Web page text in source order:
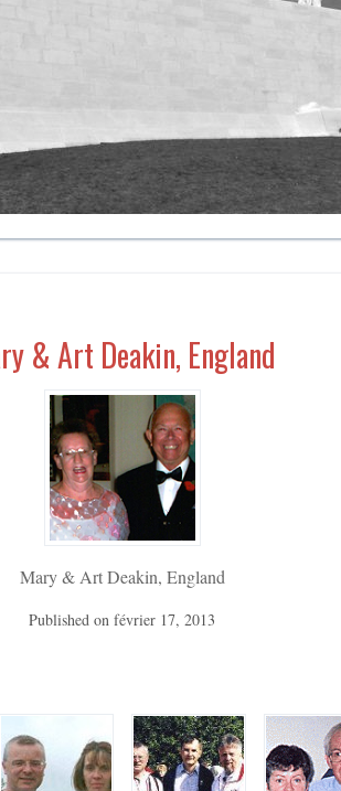
& Art Deakin, England
Mary & Art Deakin, England
Published onfévrier 17, 2013